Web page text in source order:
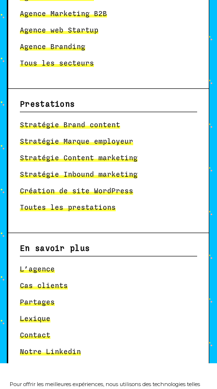
Pour offrir les meilleures expériences, nous utilisons des technologies telles
Agence Marketing B2B
Agence web Startup
Agence Branding
Tous les secteurs
Prestations
Stratégie Brand content
Stratégie Marque employeur
Stratégie Content marketing
Stratégie Inbound marketing
Création de site WordPress
Toutes les prestations
En savoir plus
L’agence
Cas clients
Partages
Lexique
Contact
Notre Linkedin